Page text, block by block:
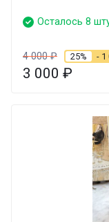
Осталось 8
4 000₽ 25% - 1
3 000 ₽